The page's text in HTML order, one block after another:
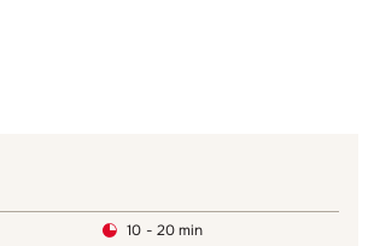
10 - 20 min